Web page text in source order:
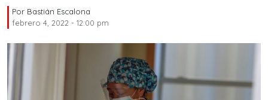
Por Bastián Escalona
febrero 4, 2022 - 12:00 pm